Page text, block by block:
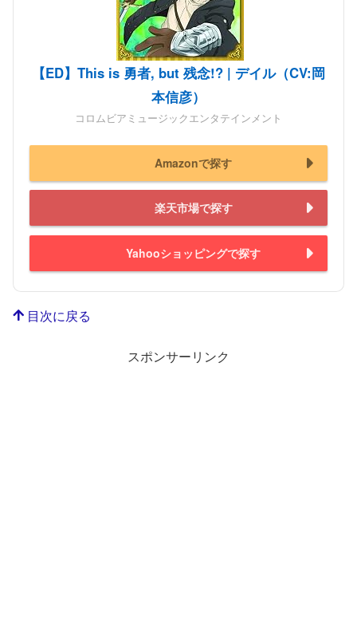
【ED】This is 勇者, but 残念!? | デイル（CV:岡
本信彦）
コロムビアミュージックエンタテインメント
Amazonで探す
楽天市場で探す
Yahooショッピングで探す
目次に戻る
スポンサーリンク